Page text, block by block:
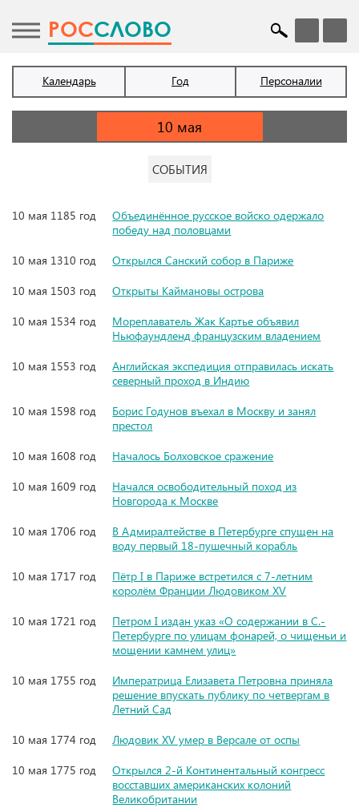
POCСЛОВО
Календарь Год Персоналии
СОБЫТИЯ
10 мая 1185 год
Объединённое русское войско одержало
победу над половцами
10 мая 1310 год
Открылся Санский собор в Париже
10 мая 1503 год
Открыты Каймановы острова
10 мая 1534 год
Мореплаватель Жак Картье объявил
Ньюфаундленд французским владением
10 мая 1553 год
Английская экспедиция отправилась искать
северный проход в Индию
10 мая 1598 год
Борис Годунов въехал в Москву и занял
престол
10 мая 1608 год
Началось Болховское сражение
10 мая 1609 год
Начался освободительный поход из
Новгорода к Москве
10 мая 1706 год
В Адмиралтействе в Петербурге спущен на
воду первый 18-пушечный корабль
10 мая 1717 год
Пётр I в Париже встретился с 7-летним
королём Франции Людовиком XV
10 мая 1721 год
Петром I издан указ «О содержании в С.-
Петербурге по улицам фонарей, о чищеньи и
мощении камнем улиц»
10 мая 1755 год
Императрица Елизавета Петровна приняла
решение впускать публику по четвергам в
Летний Сад
10 мая 1774 год
Людовик XV умер в Версале от оспы
10 мая 1775 год
Открылся 2-й Континентальный конгресс
восставших американских колоний
Великобритании